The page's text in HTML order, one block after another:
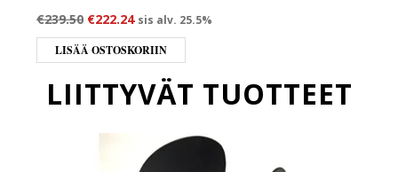
€239.50 Alkuperäinen hinta oli: €239.50.
€222.24Nykyinen hinta on: €222.24.
sis alv. 25.5%
LISÄÄ OSTOSKORIIN
LIITTYVÄT TUOTTEET